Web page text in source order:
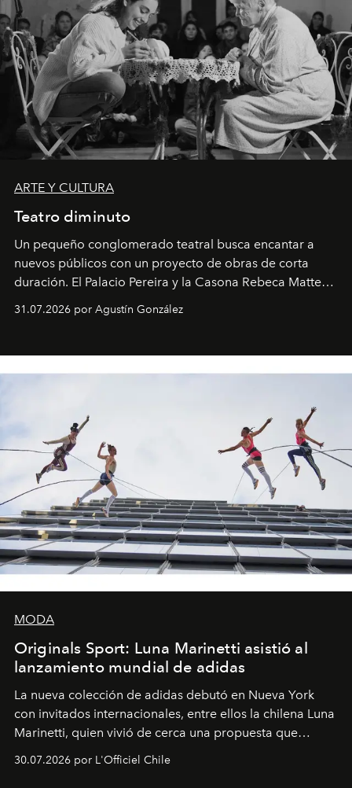
ARTE Y CULTURA
Teatro diminuto
Un pequeño conglomerado teatral busca encantar a
nuevos públicos con un proyecto de obras de corta
duración. El Palacio Pereira y la Casona Rebeca Matte
son algunos de los lugares que han albergado estas
miniobras. Sus puestas en escena son limpias; ponen el
31.07.2026 por Agustín González
MODA
Originals Sport: Luna Marinetti asistió al
lanzamiento mundial de adidas
La nueva colección de adidas debutó en Nueva York
con invitados internacionales, entre ellos la chilena Luna
Marinetti, quien vivió de cerca una propuesta que
fusiona moda y rendimiento.
30.07.2026 por L'Officiel Chile